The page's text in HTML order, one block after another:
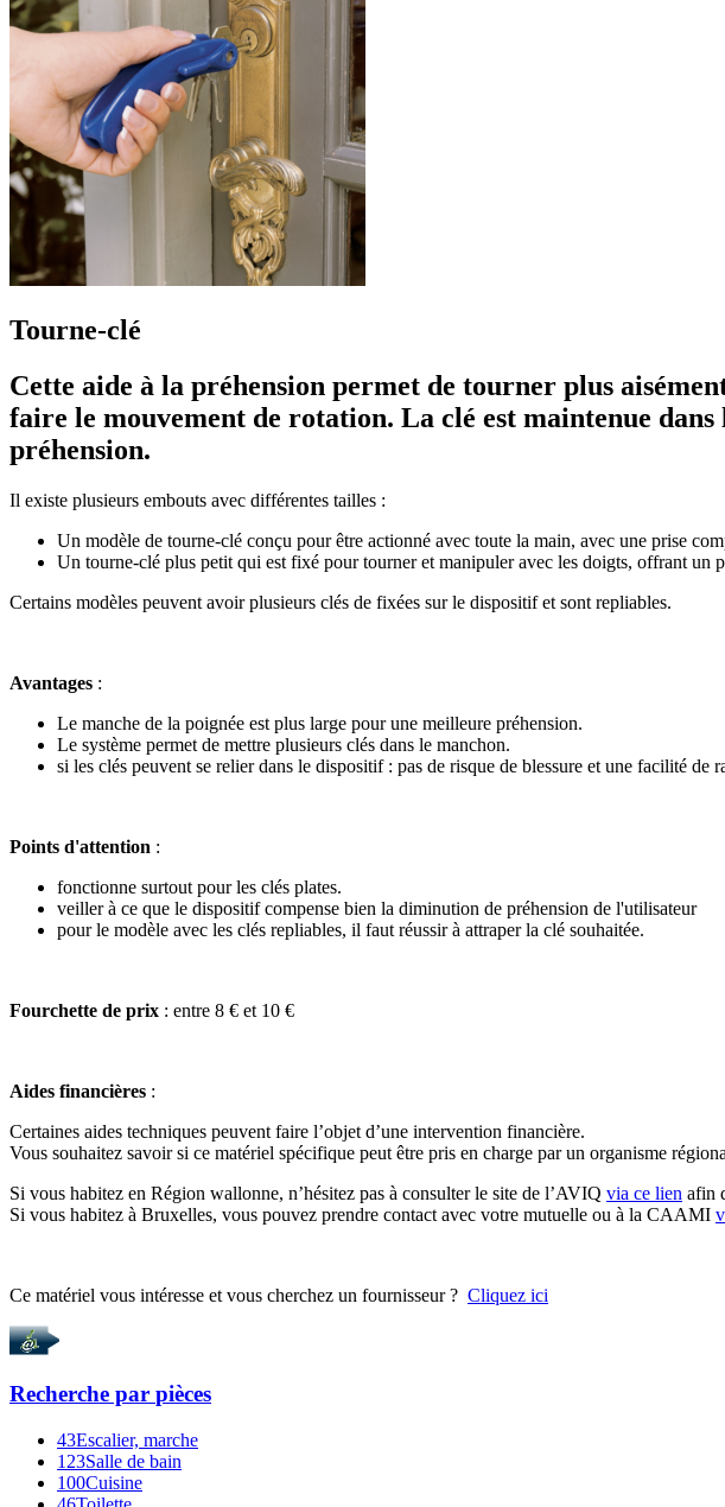
Tourne-clé
Cette aide à la préhension permet de tourner plus
faire le mouvement de rotation. La clé est maintenue
préhension.
Il existe plusieurs embouts avec différentes tailles :
Un modèle de tourne-clé conçu pour être actionné avec toute la main, avec une prise
Un tourne-clé plus petit qui est fixé pour tourner et manipuler avec les doigts, offrant un
Certains modèles peuvent avoir plusieurs clés de fixées sur le dispositif et sont repliables.
Avantages :
Le manche de la poignée est plus large pour une meilleure préhension.
Le système permet de mettre plusieurs clés dans le manchon.
si les clés peuvent se relier dans le dispositif : pas de risque de blessure et une facilité de
Points d'attention :
fonctionne surtout pour les clés plates.
veiller à ce que le dispositif compense bien la diminution de préhension de l'utilisateur
pour le modèle avec les clés repliables, il faut réussir à attraper la clé souhaitée.
Fourchette de prix : entre 8 € et 10 €
Aides financières :
Certaines aides techniques peuvent faire l’objet d’une intervention financière.
Vous souhaitez savoir si ce matériel spécifique peut être pris en charge par un organisme
Si vous habitez en Région wallonne, n’hésitez pas à consulter le site de l’AVIQ via ce lien afin
Si vous habitez à Bruxelles, vous pouvez prendre contact avec votre mutuelle ou à la CAAMI
Ce matériel vous intéresse et vous cherchez un fournisseur ? Cliquez ici
Recherche par pièces
43Escalier, marche
123Salle de bain
100Cuisine